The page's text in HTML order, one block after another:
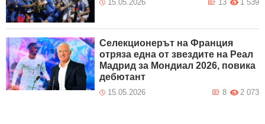
15.05.2026 1 539
13
Селекционерът на Франция
отряза една от звездите на Реал
Мадрид за Мондиал 2026, повика
дебютант
15.05.2026 2 073
8